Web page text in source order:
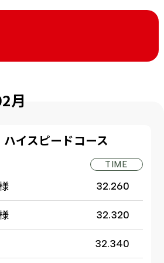
月
イスピードコース
TIME
32.260
32.320
32.340